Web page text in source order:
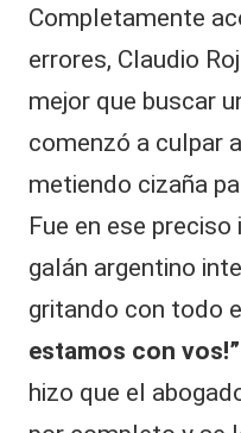
Completamente
errores, Claudio
mejor que buscar
comenzó a culpar
metiendo cizaña
Fue en ese
galán argentino
gritando con todo
estamos con vos!”
hizo que el